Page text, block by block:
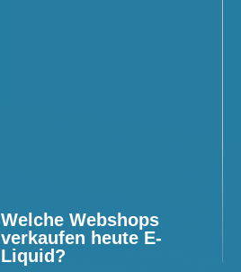
Welche Webshops
verkaufen heute E-
Liquid?